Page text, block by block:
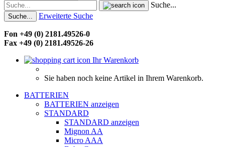
Suche...
Suche... Erweiterte Suche
Fon +49 (0) 2181.49526-0
Fax +49 (0) 2181.49526-26
Ihr Warenkorb
Sie haben noch keine Artikel in Ihrem Warenkorb.
BATTERIEN
BATTERIEN anzeigen
STANDARD
STANDARD anzeigen
Mignon AA
Micro AAA